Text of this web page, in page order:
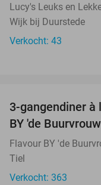
Lucy's Leuks en
Wijk bij Duurstede
Verkocht: 43
3-gangendiner à
BY 'de
Flavour BY 'de
Tiel
Verkocht: 363